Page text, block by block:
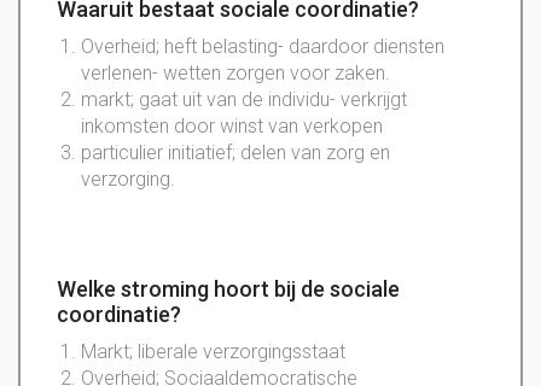
Waaruit bestaat sociale coordinatie?
Overheid; heft belasting- daardoor diensten
verlenen- wetten zorgen voor zaken.
markt; gaat uit van de individu- verkrijgt
inkomsten door winst van verkopen
particulier initiatief; delen van zorg en
verzorging.
Welke stroming hoort bij de sociale
coordinatie?
Markt; liberale verzorgingsstaat
Overheid; Sociaaldemocratische